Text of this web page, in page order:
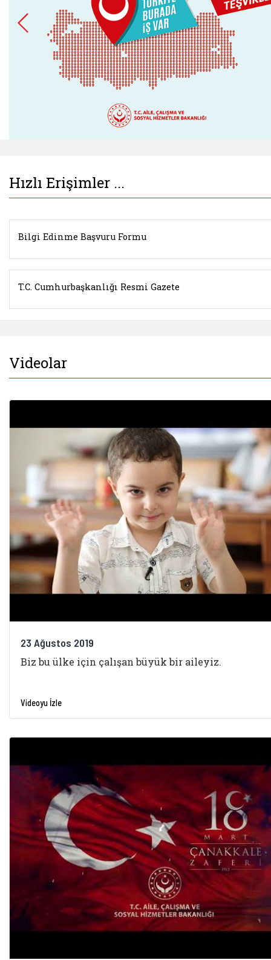
Hızlı Erişimler ...
Bilgi Edinme Başvuru Formu
T.C. Cumhurbaşkanlığı Resmi Gazete
Videolar
23 Ağustos 2019
Biz bu ülke için çalışan büyük bir aileyiz.
Videoyu İzle